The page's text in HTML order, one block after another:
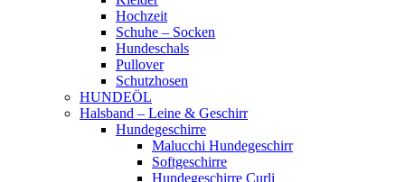
Hochzeit
Schuhe – Socken
Hundeschals
Pullover
Schutzhosen
HUNDEÖL
Halsband – Leine & Geschirr
Hundegeschirre
Malucchi Hundegeschirr
Softgeschirre
Hundegeschirre Curli